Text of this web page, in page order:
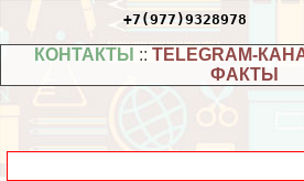
+7(977)9328978
КОНТАКТЫ :: TELEGRAM-
ФАКТЫ